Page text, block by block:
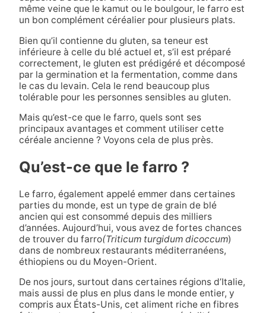
même veine que le kamut ou le boulgour, le farro est
un bon complément céréalier pour plusieurs plats.
Bien qu’il contienne du gluten, sa teneur est
inférieure à celle du blé actuel et, s’il est préparé
correctement, le gluten est prédigéré et décomposé
par la germination et la fermentation, comme dans
le cas du levain. Cela le rend beaucoup plus
tolérable pour les personnes sensibles au gluten.
Mais qu’est-ce que le farro, quels sont ses
principaux avantages et comment utiliser cette
céréale ancienne ? Voyons cela de plus près.
Qu’est-ce que le farro ?
Le farro, également appelé emmer dans certaines
parties du monde, est un type de grain de blé
ancien qui est consommé depuis des milliers
d’années. Aujourd’hui, vous avez de fortes chances
de trouver du farro(Triticum turgidum dicoccum)
dans de nombreux restaurants méditerranéens,
éthiopiens ou du Moyen-Orient.
De nos jours, surtout dans certaines régions d’Italie,
mais aussi de plus en plus dans le monde entier, y
compris aux États-Unis, cet aliment riche en fibres